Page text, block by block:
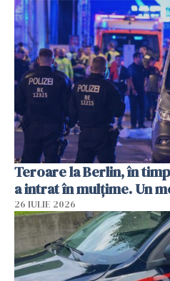
Teroare la Berlin, în
a intrat în mulțime. Un
26 IULIE 2026